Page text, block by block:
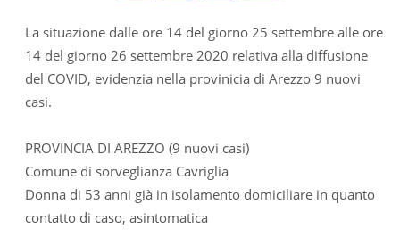
La situazione dalle ore 14 del giorno 25 settembre alle ore
14 del giorno 26 settembre 2020 relativa alla diffusione
del COVID, evidenzia nella provinicia di Arezzo 9 nuovi
casi.
PROVINCIA DI AREZZO (9 nuovi casi)
Comune di sorveglianza Cavriglia
Donna di 53 anni già in isolamento domiciliare in quanto
contatto di caso, asintomatica